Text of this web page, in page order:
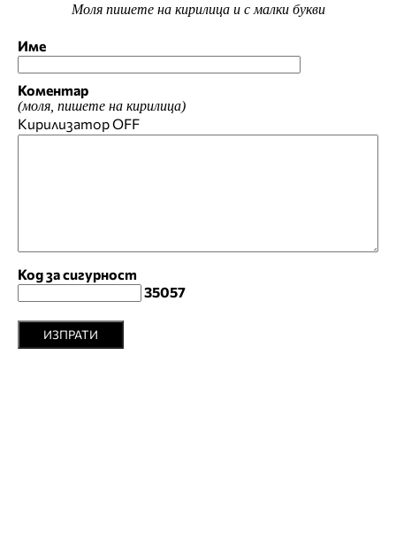
Моля пишете на кирилица и с малки букви
Име
Коментар
(моля, пишете на кирилица)
КирилизаторOFF
Код за сигурност
35057
ИЗПРАТИ